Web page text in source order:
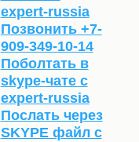
expert-russia
Позвонить +7-
909-349-10-14
Поболтать в
skype-чате с
expert-russia
Послать через
SKYPE файл c